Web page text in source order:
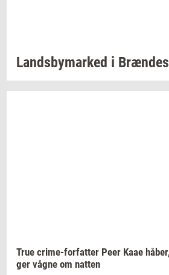
Lands­by­mar­ked i
True crime-​forfatter Peer Kaae
ger vågne om nat­ten